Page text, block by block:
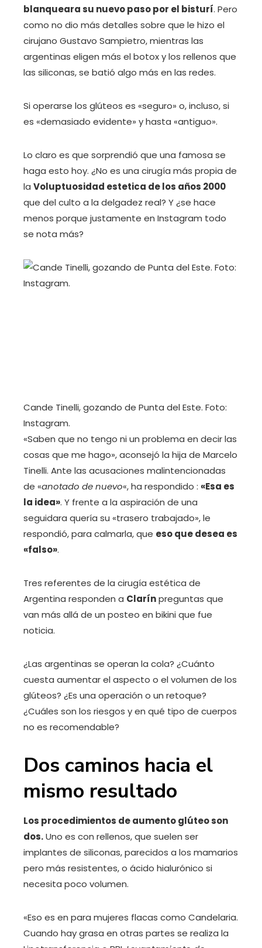
blanqueara su nuevo paso por el bisturí. Pero
como no dio más detalles sobre que le hizo el
cirujano Gustavo Sampietro, mientras las
argentinas eligen más el botox y los rellenos que
las siliconas, se batió algo más en las redes.
Si operarse los glúteos es «seguro» o, incluso, si
es «demasiado evidente» y hasta «antiguo».
Lo claro es que sorprendió que una famosa se
haga esto hoy. ¿No es una cirugía más propia de
la Voluptuosidad estetica de los años 2000
que del culto a la delgadez real? Y ¿se hace
menos porque justamente en Instagram todo
se nota más?
Cande Tinelli, gozando de Punta del Este. Foto:
Instagram.
«Saben que no tengo ni un problema en decir las
cosas que me hago», aconsejó la hija de Marcelo
Tinelli. Ante las acusaciones malintencionadas
de «anotado de nuevo«, ha respondido : «Esa es
la idea». Y frente a la aspiración de una
seguidara quería su «trasero trabajado», le
respondió, para calmarla, que eso que desea es
«falso».
Tres referentes de la cirugía estética de
Argentina responden a Clarínpreguntas que
van más allá de un posteo en bikini que fue
noticia.
¿Las argentinas se operan la cola? ¿Cuánto
cuesta aumentar el aspecto o el volumen de los
glúteos? ¿Es una operación o un retoque?
¿Cuáles son los riesgos y en qué tipo de cuerpos
no es recomendable?
Dos caminos hacia el
mismo resultado
Los procedimientos de aumento glúteo son
dos.Uno es con rellenos, que suelen ser
implantes de siliconas, parecidos a los mamarios
pero más resistentes, o ácido hialurónico si
necesita poco volumen.
«Eso es en para mujeres flacas como Candelaria.
Cuando hay grasa en otras partes se realiza la